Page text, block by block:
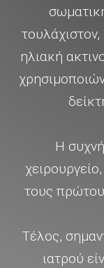
ηλιακή
Η
τους
Τέλος,
ιατρού